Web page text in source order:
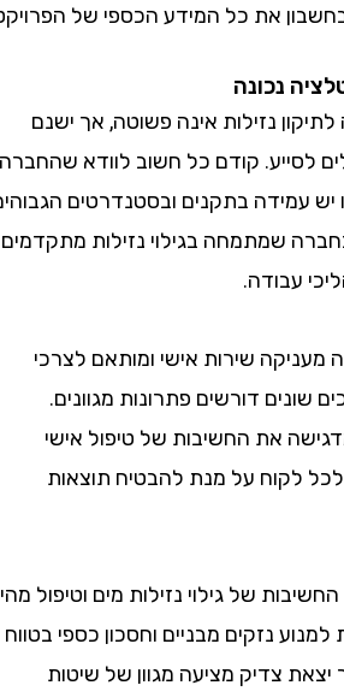
את כל המידע הכספי של הפרויקט.
נכונה
נזילות אינה פשוטה, אך ישנם
קודם כל חשוב לוודא שהחברה
בתקנים ובסטנדרטים הגבוהים
שמתמחה בגילוי נזילות מתקדמים
שירות אישי ומותאם לצרכי
דורשים פתרונות מגוונים.
את החשיבות של טיפול אישי
לקוח על מנת להבטיח תוצאות
של גילוי נזילות מים וטיפול מהיר
נזקים מבניים וחסכון כספי בטווח
מציעה מגוון של שיטות